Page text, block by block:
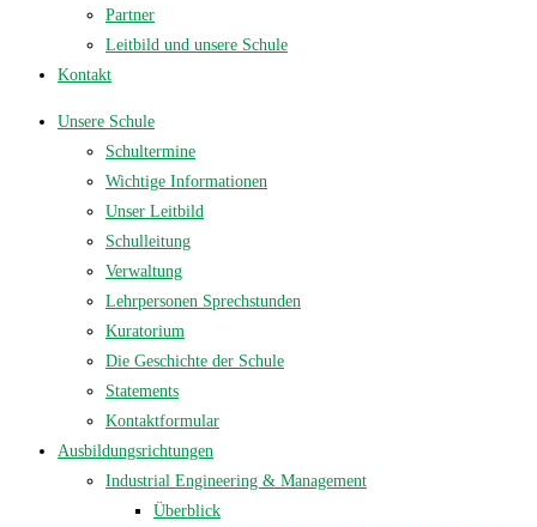
Partner
Leitbild und unsere Schule
Kontakt
Unsere Schule
Schultermine
Wichtige Informationen
Unser Leitbild
Schulleitung
Verwaltung
Lehrpersonen Sprechstunden
Kuratorium
Die Geschichte der Schule
Statements
Kontaktformular
Ausbildungsrichtungen
Industrial Engineering & Management
Überblick